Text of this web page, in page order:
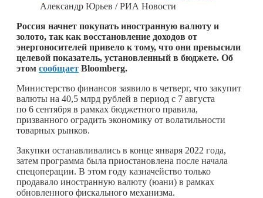
Александр Юрьев / РИА Новости
Россия начнет покупать иностранную валюту и
золото, так как восстановление доходов от
энергоносителей привело к тому, что они превысили
целевой показатель, установленный в бюджете. Об
этом сообщает Bloomberg.
Министерство финансов заявило в четверг, что закупит
валюты на 40,5 млрд рублей в период с 7 августа
по 6 сентября в рамках бюджетного правила,
призванного оградить экономику от волатильности
товарных рынков.
Закупки останавливались в конце января 2022 года,
затем программа была приостановлена после начала
спецоперации. В этом году казначейство только
продавало иностранную валюту (юани) в рамках
обновленного фискального механизма.